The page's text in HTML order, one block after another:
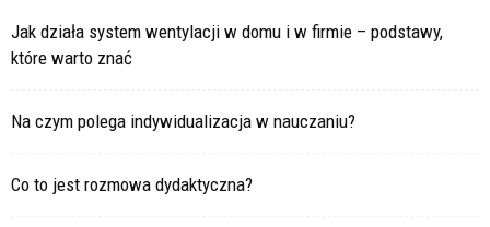
Jak działa system wentylacji w domu i w firmie – podstawy,
które warto znać
Na czym polega indywidualizacja w nauczaniu?
Co to jest rozmowa dydaktyczna?